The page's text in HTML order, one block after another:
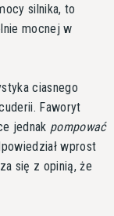
silnika, to
mocnej w
ciasnego
Faworyt
jednak pompować
wprost
się z opinią, że